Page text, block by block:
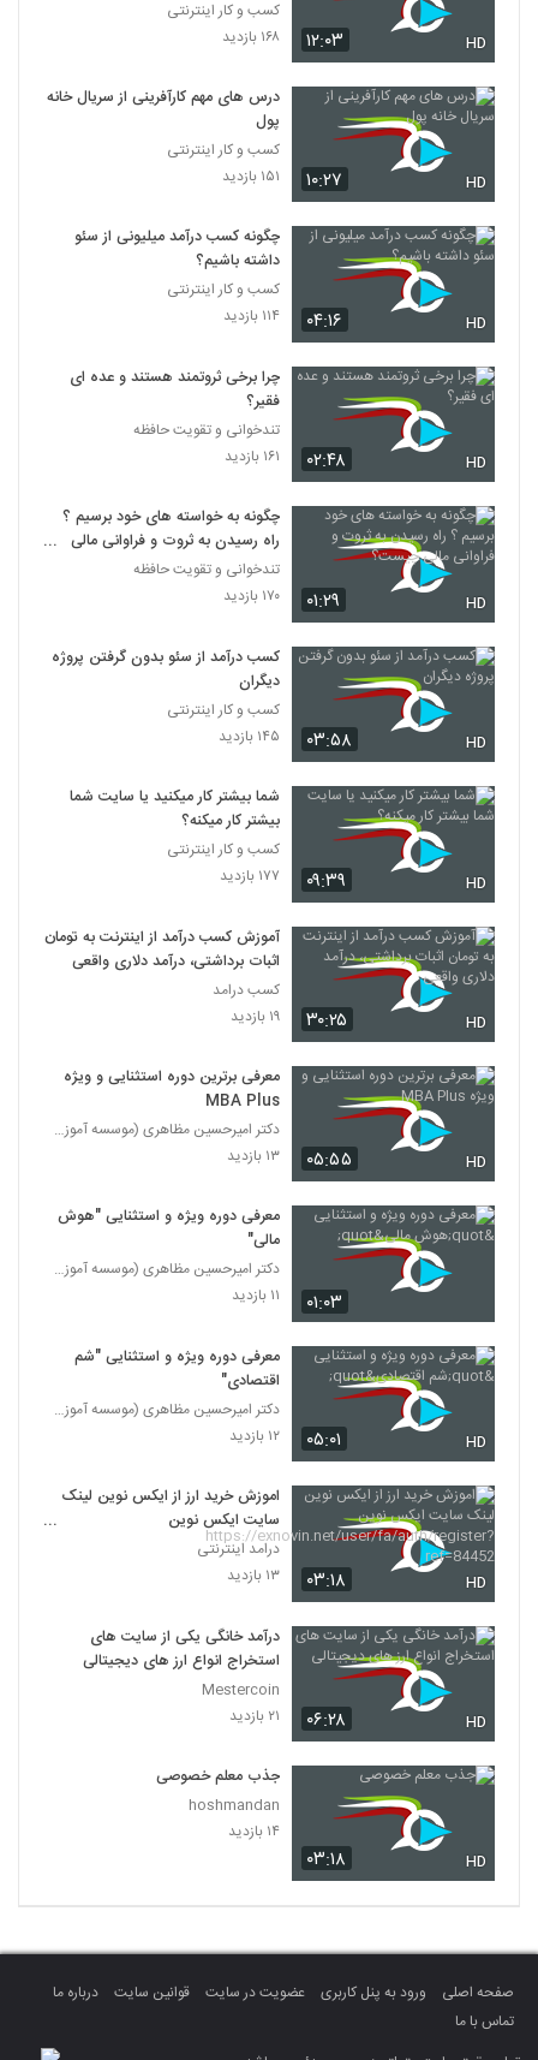
۱۲:۰۳ HD
کسب و کار اینترنتی
۱۶۸ بازدید
۱۰:۲۷ HD
درس های مهم کارآفرینی از سریال خانه
پول
کسب و کار اینترنتی
۱۵۱ بازدید
۰۴:۱۶ HD
چگونه کسب درآمد میلیونی از سئو
داشته باشیم؟
کسب و کار اینترنتی
۱۱۴ بازدید
۰۲:۴۸ HD
چرا برخی ثروتمند هستند و عده ای
فقیر؟
تندخوانی و تقویت حافظه
۱۶۱ بازدید
۰۱:۲۹ HD
چگونه به خواسته های خود برسیم ؟
راه رسیدن به ثروت و فراوانی مالی
چیست؟
تندخوانی و تقویت حافظه
۱۷۰ بازدید
۰۳:۵۸ HD
کسب درآمد از سئو بدون گرفتن پروژه
دیگران
کسب و کار اینترنتی
۱۴۵ بازدید
۰۹:۳۹ HD
شما بیشتر کار میکنید یا سایت شما
بیشتر کار میکنه؟
کسب و کار اینترنتی
۱۷۷ بازدید
۳۰:۲۵ HD
آموزش کسب درآمد از اینترنت به تومان
اثبات برداشتی، درآمد دلاری واقعی
کسب درامد
۱۹ بازدید
۰۵:۵۵ HD
معرفی برترین دوره استثنایی و ویژه
MBA Plus
دکتر امیرحسین مظاهری (موسسه آموزش عالی ثروت آفرینا
۱۳ بازدید
۰۱:۰۳
معرفی دوره ویژه و استثنایی "هوش
مالی"
دکتر امیرحسین مظاهری (موسسه آموزش عالی ثروت آفرینا
۱۱ بازدید
۰۵:۰۱ HD
معرفی دوره ویژه و استثنایی "شم
اقتصادی"
دکتر امیرحسین مظاهری (موسسه آموزش عالی ثروت آفرینا
۱۲ بازدید
۰۳:۱۸ HD
اموزش خرید ارز از ایکس نوین لینک
سایت ایکس نوین
https://exnovin.net/user/fa/au
th/register?ref=84452
درامد اینترنتی
۱۳ بازدید
۰۶:۲۸ HD
درآمد خانگی یکی از سایت های
استخراج انواع ارز های دیجیتالی
Mestercoin
۲۱ بازدید
۰۳:۱۸ HD
جذب معلم خصوصی
hoshmandan
۱۴ بازدید
صفحه اصلی ورود به پنل کاربری عضویت در سایت قوانین سایت
درباره ما
تماس با ما